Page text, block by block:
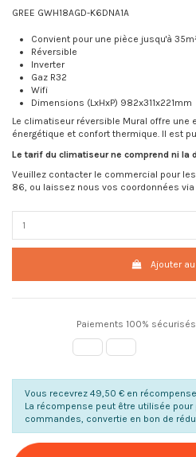
GREE GWH18AGD-K6DNA1A
Convient pour une pièce jusqu'à
Réversible
Inverter
Gaz R32
Wifi
Dimensions (LxHxP) 982x311x221mm
Le climatiseur réversible Mural offre
énergétique et confort thermique. Il est
Le tarif du climatiseur ne comprend ni la
Veuillez contacter le commercial pour
86, ou laissez nous vos coordonnées
Ajouter
Paiements 100% sécurisés
Vous recevrez 49,50 € en
La récompense peut être utilisée
commandes, convertie en bon de